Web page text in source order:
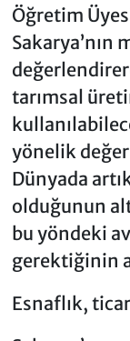
Öğretim
Sakarya’nın
tarımsal
yönelik
Dünyada
olduğunun
bu yöndeki
gerektiğinin
Esnaflık,